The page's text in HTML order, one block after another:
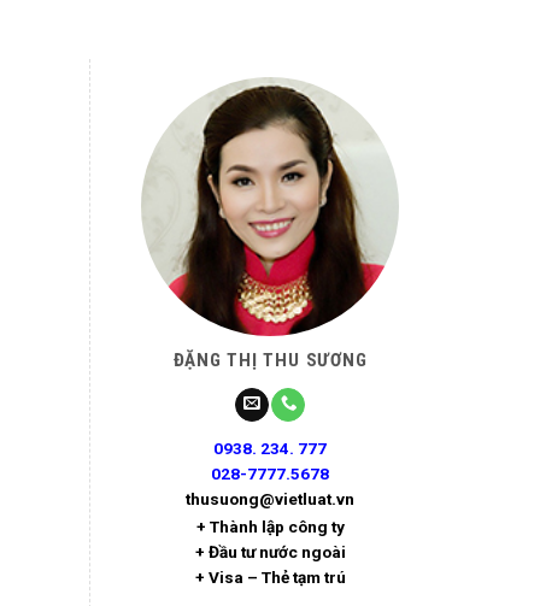
ĐẶNG THỊ THU SƯƠNG
0938. 234. 777
028-7777.5678
thusuong@vietluat.vn
+ Thành lập công ty
+ Đầu tư nước ngoài
+ Visa – Thẻ tạm trú